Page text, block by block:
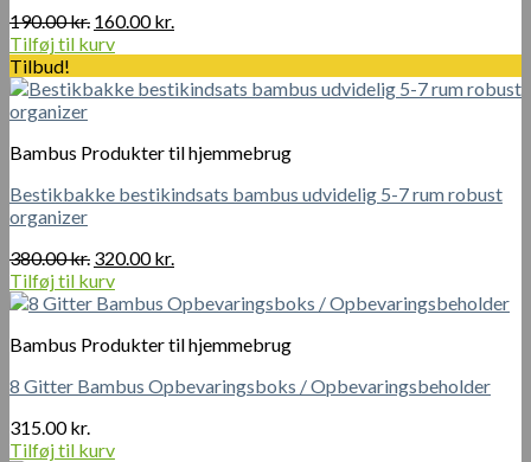
på
varesiden
190.00kr. Den
oprindelige
var:
160.00kr.
er:
Tilføj til kurv
Tilbud!
Bambus Produkter til hjemmebrug
Bestikbakke bestikindsats bambus udvidelig 5-7 rum robust
organizer
380.00kr. Den
oprindelige
pris
380.00 kr..
320.00kr.
pris
320.00 kr..
Tilføj til kurv
Bambus Produkter til hjemmebrug
8 Gitter Bambus Opbevaringsboks / Opbevaringsbeholder
315.00kr.
Tilføj til kurv